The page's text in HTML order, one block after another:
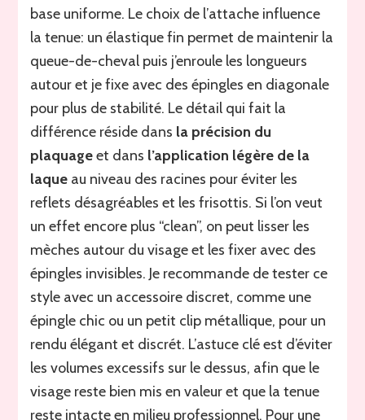
base uniforme. Le choix de l’attache influence
la tenue: un élastique fin permet de maintenir la
queue-de-cheval puis j’enroule les longueurs
autour et je fixe avec des épingles en diagonale
pour plus de stabilité. Le détail qui fait la
différence réside dans la précision du
plaquageet dans l’application légère de la
laque au niveau des racines pour éviter les
reflets désagréables et les frisottis. Si l’on veut
un effet encore plus “clean”, on peut lisser les
mèches autour du visage et les fixer avec des
épingles invisibles. Je recommande de tester ce
style avec un accessoire discret, comme une
épingle chic ou un petit clip métallique, pour un
rendu élégant et discrét. L’astuce clé est d’éviter
les volumes excessifs sur le dessus, afin que le
visage reste bien mis en valeur et que la tenue
reste intacte en milieu professionnel. Pour une